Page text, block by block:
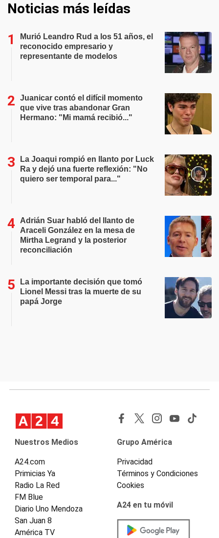
Noticias más leídas
Murió Leandro Rud a los 51 años, el
reconocido empresario y
representante de modelos
Juanicar contó el difícil momento
que vive tras abandonar Gran
Hermano: "Mi mamá recibió..."
La Joaqui rompió en llanto por Luck
Ra y dejó una fuerte reflexión: "No
quiero ser temporal para..."
Adrián Suar habló del llanto de
Araceli González en la mesa de
Mirtha Legrand y la posterior
reconciliación
La importante decisión que tomó
Lionel Messi tras la muerte de su
papá Jorge
Nuestros Medios
A24.com
Primicias Ya
Radio La Red
FM Blue
Diario Uno Mendoza
San Juan 8
América TV
Grupo América
Privacidad
Términos y Condiciones
Cookies
A24 en tu móvil